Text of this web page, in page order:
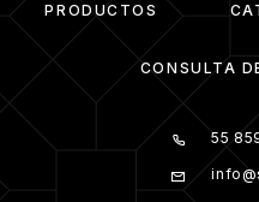
PRODUCTOS
CONSULTA
55